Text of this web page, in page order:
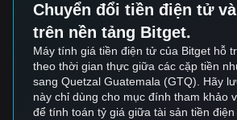
Chuyển đổi tiền điện tử
trên nền tảng Bitget.
Máy tính giá tiền điện tử của Bitget hỗ
theo thời gian thực giữa các cặp tiền
sang Quetzal Guatemala (GTQ). Hãy
này chỉ dùng cho mục đính tham khảo
để tính toán tỷ giá giữa tài sản tiền